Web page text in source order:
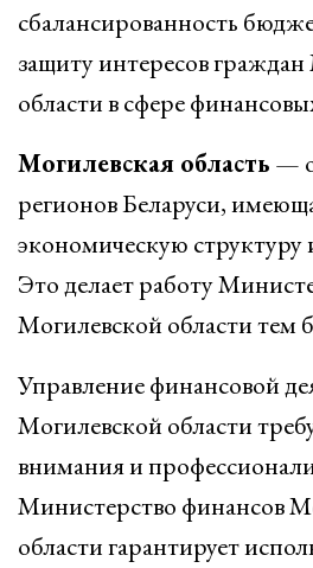
сбалансированность
защиту интересов
области в сфере
Могилевская область —
регионов Беларуси,
экономическую структуру
Это делает работу
Могилевской области тем
Управление финансовой
Могилевской области
внимания и
Министерство финансов
области гарантирует